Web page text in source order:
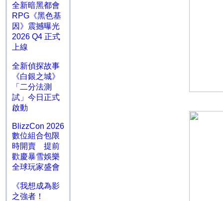
全新暗黑都會
RPG《黑色基
因》震撼曝光
2026 Q4 正式
上線
全新偵探故事
《白銀之城》
「二分法測
試」今日正式
啟動
BlizzCon 2026
數位組合包限
時開賣 提前
歡慶暴雪娛樂
全球玩家盛會
《我想成為影
之強者！